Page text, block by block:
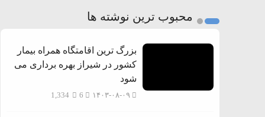
3
محبوب ترین نوشته ها
بزرگ ترین اقامتگاه همراه بیمار
کشور در شیراز بهره برداری می
شود
۱۴۰۳-۰۸-۰۹ 1,334